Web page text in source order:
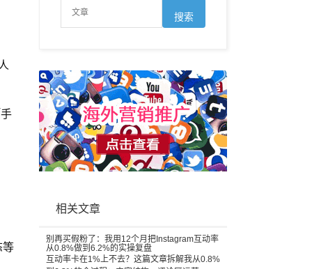
等
相关文章
别再买假粉了：我用12个月把Instagram互动率
从0.8%做到6.2%的实操复盘
互动率卡在1%上不去？这篇文章拆解我从0.8%